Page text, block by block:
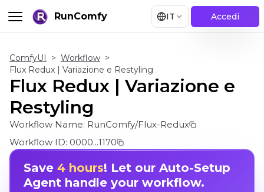
RunComfy IT Accedi
ComfyUI > Workflow >
Flux Redux | Variazione e Restyling
Flux Redux | Variazione e
Restyling
Workflow Name: RunComfy/Flux-Redux
Workflow ID: 0000...1170
Save 4 hours! Let our Auto-Setup
Agent handle your workflow.